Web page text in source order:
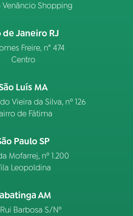
Shopping
de Janeiro RJ
Freire, n° 474
Centro
Luís MA
Vieira da Silva, nº 126
de Fátima
Paulo SP
Mofarrej, nº 1.200
Leopoldina
AM
Barbosa S/Nº